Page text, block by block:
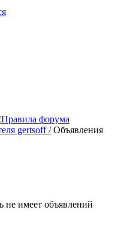
gertsoff / Объявления
не имеет объявлений